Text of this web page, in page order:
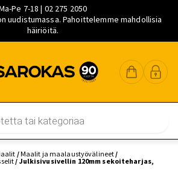
Pe 7-18 | 02 275 2050
uudistumassa. Pahoittelemme mahdollisia
häiriöitä.
/Maalit ja maalaustyövälineet /
/ Julkisivusivellin 120mm sekoiteharjas,